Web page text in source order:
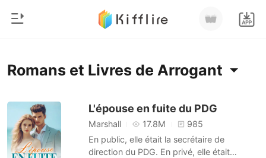
Historique
Accueil
Moderne
Loup-garou
Romans et Livres de Arrogant
L'épouse en fuite du PDG
Marshall 17.8M
985
En public, elle était la secrétaire de
direction du PDG. En privé, elle était